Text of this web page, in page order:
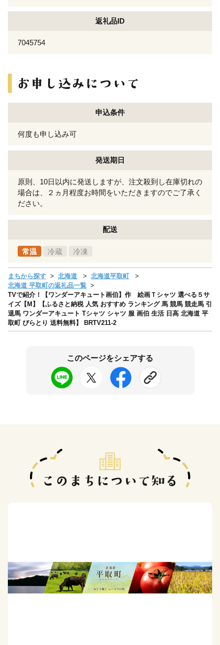
返礼品ID
7045754
申込条件
何度も申し込み可
発送期日
原則、10日以内に発送しますが、注文殺到し在庫切れの
場合は、２ヵ月程度お時間をいただきますのでご了承く
ださい。
配送
常温 冷蔵 冷凍
まちから探す 北海道
北海道平取町
北海道 平取町の返礼品一覧
TVで紹介！【ワンダーアキュート画伯】作 絵画Ｔシャツ 選べる５サ
イズ【M】【ふるさと納税 人気 おすすめ ランキング 馬 競馬 競走馬 引
退馬 ワンダーアキュート Tシャツ シャツ 服 画伯 生活 日高 北海道 平
取町 びらとり 送料無料】 BRTV211-2
このページをシェアする